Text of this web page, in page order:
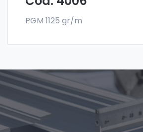
PGM 1125 gr/m